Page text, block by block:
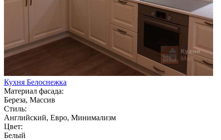
Кухня Белоснежка
Материал фасада:
Береза, Массив
Стиль:
Английский, Евро, Минимализм
Цвет:
Белый